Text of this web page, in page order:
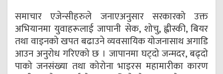
समाचार एजेन्सीहरुले जनाएअनुसार सरकारको उक्त
अभियानमा युवाहरूलाई जापानी सेक, शोचु, ह्वीस्की, बियर
तथा वाइनको खपत बढाउने व्यवसायिक योजनासाथ अगाडि
आउन अनुरोध गरिएको छ । जापानमा घट्दो जन्मदर, बढ्दो
पाको जनसंख्या तथा कोरोना भाइरस महामारीका कारण